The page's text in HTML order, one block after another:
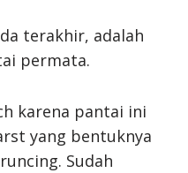
terakhir, adalah
permata.
karena pantai ini
yang bentuknya
Sudah